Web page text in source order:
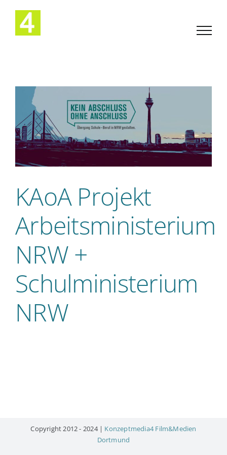
springen
KAoA Projekt
Arbeitsministerium
NRW +
Schulministerium
NRW
Copyright 2012 - 2024 | Konzeptmedia4 Film&Medien
Dortmund